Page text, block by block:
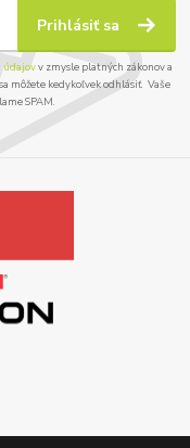
Prihlásiť sa
údajovv zmysle platných zákonov a
môžete kedykoľvek odhlásiť. Vaše
SPAM.